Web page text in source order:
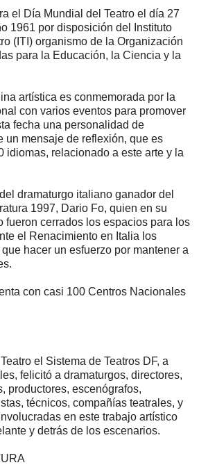
el Día Mundial del Teatro el día 27
1961 por disposición del Instituto
(ITI) organismo de la Organización
para la Educación, la Ciencia y la
artística es conmemorada por la
con varios eventos para promover
fecha una personalidad de
un mensaje de reflexión, que es
idiomas, relacionado a este arte y la
dramaturgo italiano ganador del
1997, Dario Fo, quien en su
fueron cerrados los espacios para los
el Renacimiento en Italia los
hacer un esfuerzo por mantener a
con casi 100 Centros Nacionales
el Sistema de Teatros DF, a
felicitó a dramaturgos, directores,
productores, escenógrafos,
técnicos, compañías teatrales, y
en este trabajo artístico
y detrás de los escenarios.